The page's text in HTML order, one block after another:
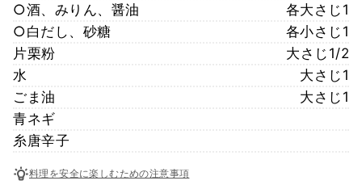
○酒、みりん、醤油
各大さじ1
○白だし、砂糖
各小さじ1
片栗粉
大さじ1/2
水
大さじ1
ごま油
大さじ1
青ネギ
糸唐辛子
料理を安全に楽しむための注意事項